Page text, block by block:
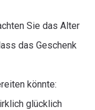
Sie das Alter
das Geschenk
könnte:
glücklich